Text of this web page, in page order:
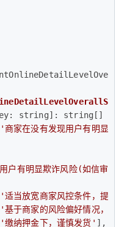
: string]: string[] } =
'商家在没有发现用户有明显欺
户有明显欺诈风险(如信审信
'适当放宽商家风控条件，提高
'基于商家的风险偏好情况，适
'缴纳押金下，谨慎发货' ],